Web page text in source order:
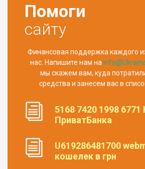
Помоги
сайту
Финансовая поддержка каждого
нас. Напишите нам на
мы скажем вам, куда
средства и занесем вас в
5168 7420 1998 6771
ПриватБанка
U619286481700
кошелек в грн